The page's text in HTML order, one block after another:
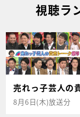
視聴ラ
売れっ子芸人の
8月6日(木)放送分